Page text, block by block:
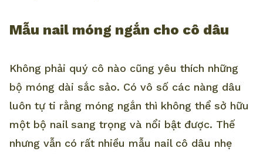
Mẫu nail móng ngắn cho cô dâu
Không phải quý cô nào cũng yêu thích những
bộ móng dài sắc sảo. Có vô số các nàng dâu
luôn tự ti rằng móng ngắn thì không thể sở hữu
một bộ nail sang trọng và nổi bật được. Thế
nhưng vẫn có rất nhiều mẫu nail cô dâu nhẹ